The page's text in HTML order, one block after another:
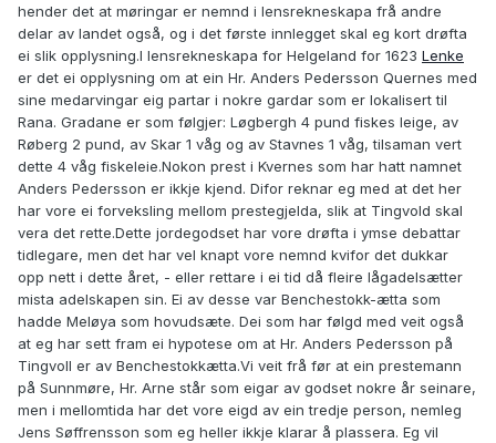
hender det at møringar er nemnd i lensrekneskapa frå andre
delar av landet også, og i det første innlegget skal eg kort drøfta
ei slik opplysning.I lensrekneskapa for Helgeland for 1623 Lenke
er det ei opplysning om at ein Hr. Anders Pedersson Quernes med
sine medarvingar eig partar i nokre gardar som er lokalisert til
Rana. Gradane er som følgjer: Løgbergh 4 pund fiskes leige, av
Røberg 2 pund, av Skar 1 våg og av Stavnes 1 våg, tilsaman vert
dette 4 våg fiskeleie.Nokon prest i Kvernes som har hatt namnet
Anders Pedersson er ikkje kjend. Difor reknar eg med at det her
har vore ei forveksling mellom prestegjelda, slik at Tingvold skal
vera det rette.Dette jordegodset har vore drøfta i ymse debattar
tidlegare, men det har vel knapt vore nemnd kvifor det dukkar
opp nett i dette året, - eller rettare i ei tid då fleire lågadelsætter
mista adelskapen sin. Ei av desse var Benchestokk-ætta som
hadde Meløya som hovudsæte. Dei som har følgd med veit også
at eg har sett fram ei hypotese om at Hr. Anders Pedersson på
Tingvoll er av Benchestokkætta.Vi veit frå før at ein prestemann
på Sunnmøre, Hr. Arne står som eigar av godset nokre år seinare,
men i mellomtida har det vore eigd av ein tredje person, nemleg
Jens Søffrensson som eg heller ikkje klarar å plassera. Eg vil